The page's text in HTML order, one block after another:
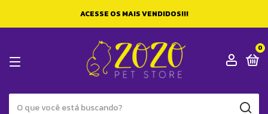
ACESSE OS MAIS VENDIDOS!!!
0